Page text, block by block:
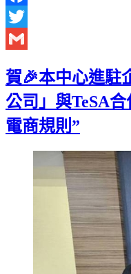
Facebook
Twitter
賀🎉本中心進駐
公司」與TeSA
電商規則”